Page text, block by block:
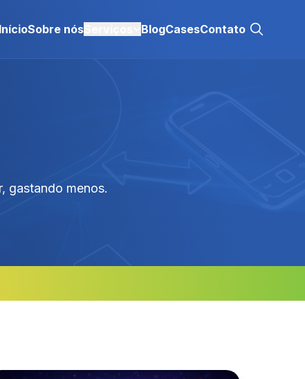
InícioSobre nósServiços BlogCasesContato
gastando menos.